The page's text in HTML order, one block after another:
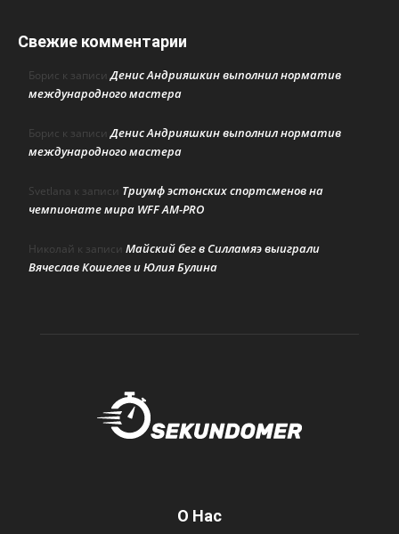
Свежие комментарии
Борис к записиДенис Андрияшкин выполнил норматив
международного мастера
Борис к записиДенис Андрияшкин выполнил норматив
международного мастера
Svetlana к записи Триумф эстонских спортсменов на
чемпионате мира WFF AM-PRO
Николай к записи Майский бег в Силламяэ выиграли
Вячеслав Кошелев и Юлия Булина
О Нас